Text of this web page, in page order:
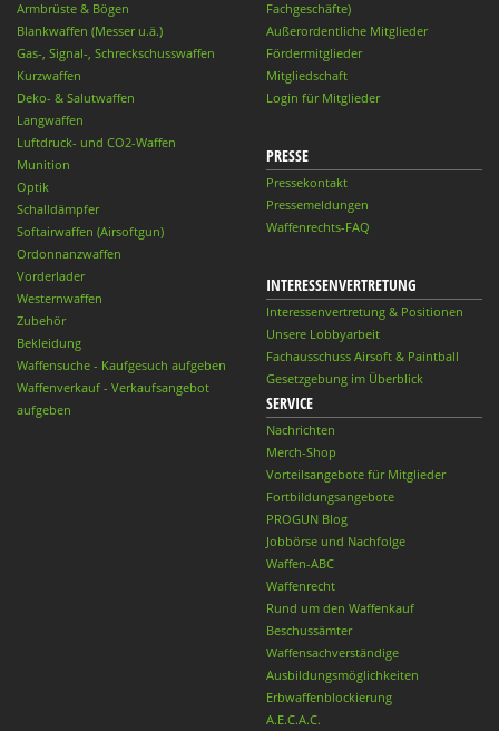
Armbrüste & Bögen
Blankwaffen (Messer u.ä.)
Gas-, Signal-, Schreckschusswaffen
Kurzwaffen
Deko- & Salutwaffen
Langwaffen
Luftdruck- und CO2-Waffen
Munition
Optik
Schalldämpfer
Softairwaffen (Airsoftgun)
Ordonnanzwaffen
Vorderlader
Westernwaffen
Zubehör
Bekleidung
Waffensuche - Kaufgesuch aufgeben
Waffenverkauf - Verkaufsangebot
aufgeben
Fachgeschäfte)
Außerordentliche Mitglieder
Fördermitglieder
Mitgliedschaft
Login für Mitglieder
PRESSE
Pressekontakt
Pressemeldungen
Waffenrechts-FAQ
INTERESSENVERTRETUNG
Interessenvertretung & Positionen
Unsere Lobbyarbeit
Fachausschuss Airsoft & Paintball
Gesetzgebung im Überblick
SERVICE
Nachrichten
Merch-Shop
Vorteilsangebote für Mitglieder
Fortbildungsangebote
PROGUN Blog
Jobbörse und Nachfolge
Waffen-ABC
Waffenrecht
Rund um den Waffenkauf
Beschussämter
Waffensachverständige
Ausbildungsmöglichkeiten
Erbwaffenblockierung
A.E.C.A.C.